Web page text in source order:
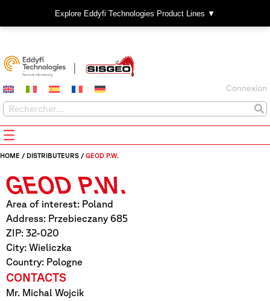
Explore Eddyfi Technologies Product Lines ▼
Connexion
HOME / DISTRIBUTEURS / GEOD P.W.
GEOD P.W.
Area of interest: Poland
Address: Przebieczany 685
ZIP: 32-020
City: Wieliczka
Country: Pologne
CONTACTS
Mr. Michal Wojcik